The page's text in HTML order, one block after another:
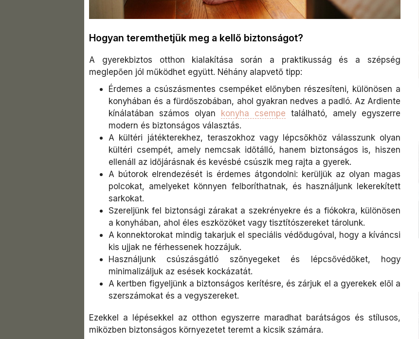
Hogyan teremthetjük meg a kellő biztonságot?
A gyerekbiztos otthon kialakítása során a praktikusság és a szépség
meglepően jól működhet együtt. Néhány alapvető tipp:
Érdemes a csúszásmentes csempéket előnyben részesíteni, különösen a
konyhában és a fürdőszobában, ahol gyakran nedves a padló. Az Ardiente
kínálatában számos olyan konyha csempe található, amely egyszerre
modern és biztonságos választás.
A kültéri játékterekhez, teraszokhoz vagy lépcsőkhöz válasszunk olyan
kültéri csempét, amely nemcsak időtálló, hanem biztonságos is, hiszen
ellenáll az időjárásnak és kevésbé csúszik meg rajta a gyerek.
A bútorok elrendezését is érdemes átgondolni: kerüljük az olyan magas
polcokat, amelyeket könnyen felboríthatnak, és használjunk lekerekített
sarkokat.
Szereljünk fel biztonsági zárakat a szekrényekre és a fiókokra, különösen
a konyhában, ahol éles eszközöket vagy tisztítószereket tárolunk.
A konnektorokat mindig takarjuk el speciális védődugóval, hogy a kíváncsi
kis ujjak ne férhessenek hozzájuk.
Használjunk csúszásgátló szőnyegeket és lépcsővédőket, hogy
minimalizáljuk az esések kockázatát.
A kertben figyeljünk a biztonságos kerítésre, és zárjuk el a gyerekek elől a
szerszámokat és a vegyszereket.
Ezekkel a lépésekkel az otthon egyszerre maradhat barátságos és stílusos,
miközben biztonságos környezetet teremt a kicsik számára.